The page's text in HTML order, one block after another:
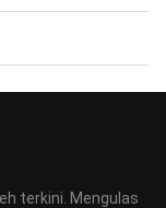
terkini. Mengulas